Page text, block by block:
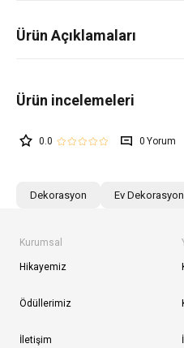
Ürün Açıklamaları
0.0 0
Dekorasyon Ev
Kurumsal
Hikayemiz
Ödüllerimiz
İletişim